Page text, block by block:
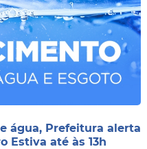
água, Prefeitura alerta
Estiva até às 13h